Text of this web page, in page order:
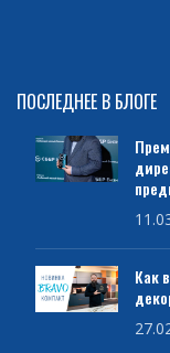
ПОСЛЕДНЕЕ В БЛОГЕ
Как